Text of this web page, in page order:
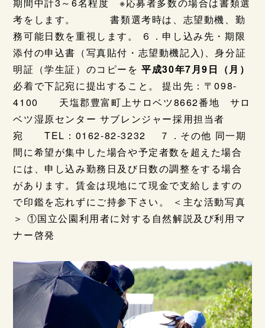
考をします。 書類選考時は、志望動機、勤
務可能日数を重視します。 ６．申し込み先・期限
添付の申込書（写真貼付・志望動機記入)、身分証
明証（学生証）のコピーを平成30年7月9日（月）
必着で下記宛に提出すること。 提出先：〒098-
4100 天塩郡豊富町上サロベツ8662番地 サロ
ベツ湿原センター サブレンジャー採用担当者
宛 TEL：0162-82-3232 ７．その他 同一期
間に希望が集中した場合や予定者数を超えた場合
には、申し込み勤務日及び日数の調整をする場合
があります。賃金は現地にて現金で支給しますの
で印鑑を忘れずにご持参下さい。 ＜主な活動写真
＞ ①国立公園利用者に対する自然解説及び利用マ
ナー啓発